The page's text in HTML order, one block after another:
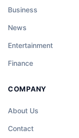
Business
News
Entertainment
Finance
COMPANY
About Us
Contact